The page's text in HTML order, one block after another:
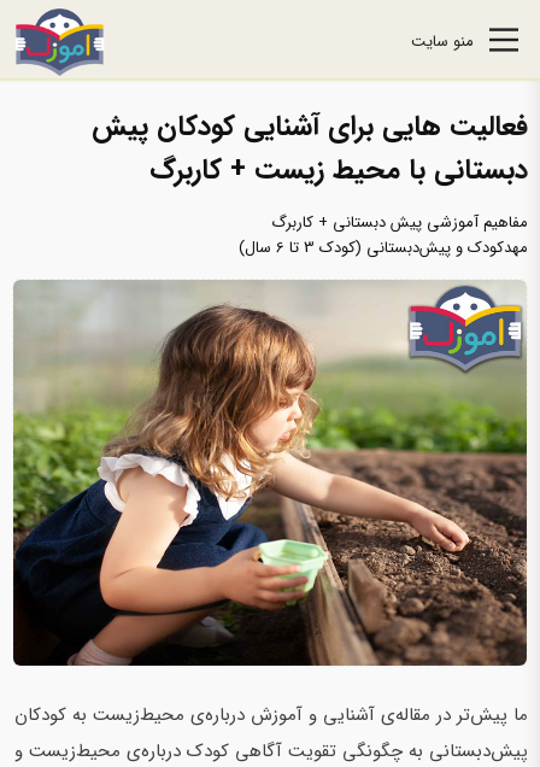
منو سایت
فعالیت هایی برای آشنایی کودکان پیش
‌دبستانی با محیط ‌زیست + کاربرگ
مفاهیم آموزشی پیش دبستانی + کاربرگ
مهدکودک و پیش‌دبستانی (کودک 3 تا 6 سال)
ما پیش‌تر در مقاله‌ی آشنایی و آموزش درباره‌ی محیط‌زیست به کودکان
پیش‌دبستانی به چگونگی تقویت آگاهی کودک درباره‌ی محیط‌زیست و